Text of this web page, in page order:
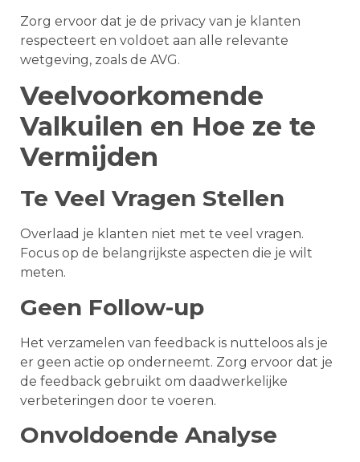
Zorg ervoor dat je de privacy van je klanten
respecteert en voldoet aan alle relevante
wetgeving, zoals de AVG.
Veelvoorkomende
Valkuilen en Hoe ze te
Vermijden
Te Veel Vragen Stellen
Overlaad je klanten niet met te veel vragen.
Focus op de belangrijkste aspecten die je wilt
meten.
Geen Follow-up
Het verzamelen van feedback is nutteloos als je
er geen actie op onderneemt. Zorg ervoor dat je
de feedback gebruikt om daadwerkelijke
verbeteringen door te voeren.
Onvoldoende Analyse